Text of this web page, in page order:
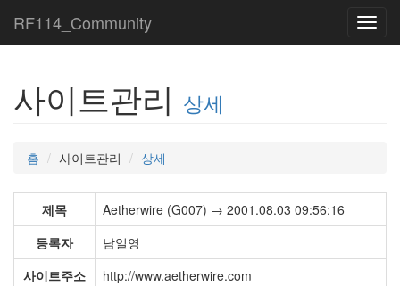
RF114_Community
사이트관리 상세
홈 사이트관리 상세
제목
Aetherwire (G007) → 2001.08.03 09:56:16
등록자
남일영
사이트주소
http://www.aetherwire.com